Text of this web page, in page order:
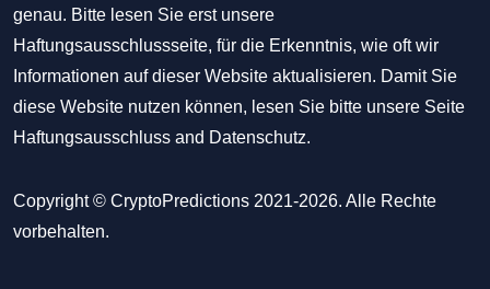
genau. Bitte lesen Sie erst unsere
Haftungsausschlussseite, für die Erkenntnis, wie oft wir
Informationen auf dieser Website aktualisieren. Damit Sie
diese Website nutzen können, lesen Sie bitte unsere Seite
Haftungsausschluss and Datenschutz.
Copyright © CryptoPredictions 2021-2026. Alle Rechte
vorbehalten.